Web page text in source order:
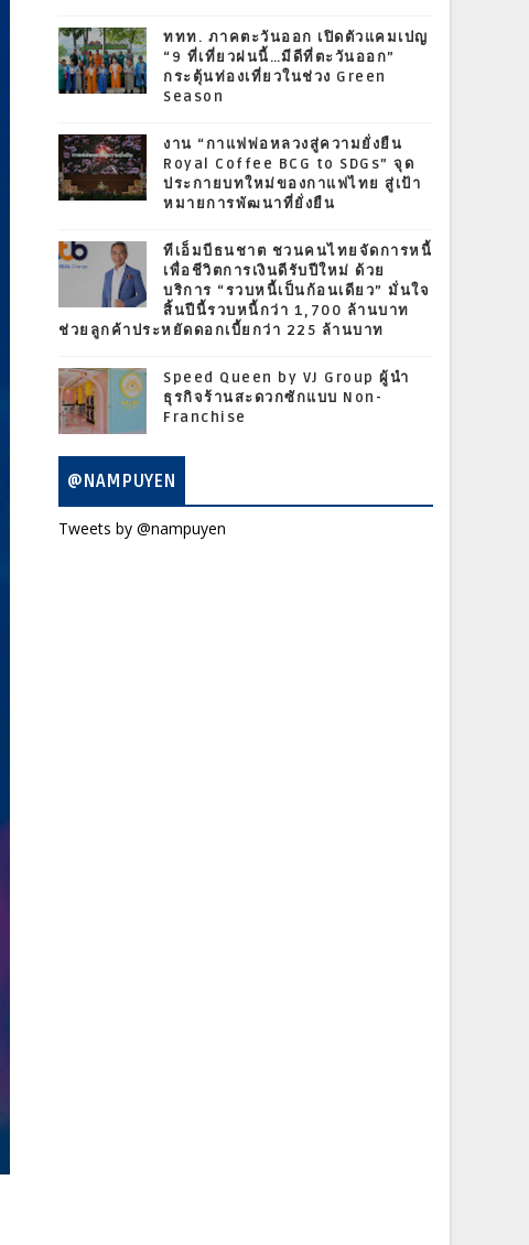
ททท. ภาคตะวันออก เปิดตัวแคมเปญ
“9 ที่เที่ยวฝนนี้…มีดีที่ตะวันออก”
กระตุ้นท่องเที่ยวในช่วง Green
Season
งาน “กาแฟพ่อหลวงสู่ความยั่งยืน
Royal Coffee BCG to SDGs” จุด
ประกายบทใหม่ของกาแฟไทย สู่เป้า
หมายการพัฒนาที่ยั่งยืน
ทีเอ็มบีธนชาต ชวนคนไทยจัดการหนี้
เพื่อชีวิตการเงินดีรับปีใหม่ ด้วย
บริการ “รวบหนี้เป็นก้อนเดียว” มั่นใจ
สิ้นปีนี้รวบหนี้กว่า 1,700 ล้านบาท
ช่วยลูกค้าประหยัดดอกเบี้ยกว่า 225 ล้านบาท
Speed Queen by VJ Group ผู้นำ
ธุรกิจร้านสะดวกซักแบบ Non-
Franchise
@NAMPUYEN
Tweets by @nampuyen